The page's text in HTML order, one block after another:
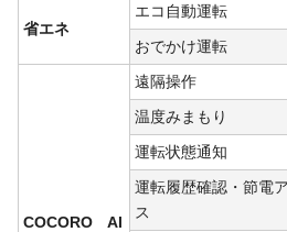
省エネ
エコ自動運転
おでかけ運転
COCORO AI
遠隔操作
温度みまもり
運転状態通知
運転履歴確認・節電
ス